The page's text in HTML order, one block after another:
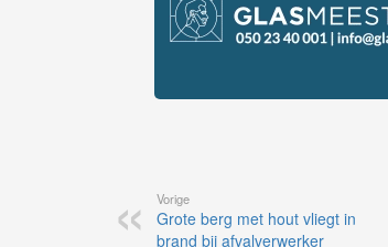
Vorige
Grote berg met hout vliegt in
brand bij afvalverwerker